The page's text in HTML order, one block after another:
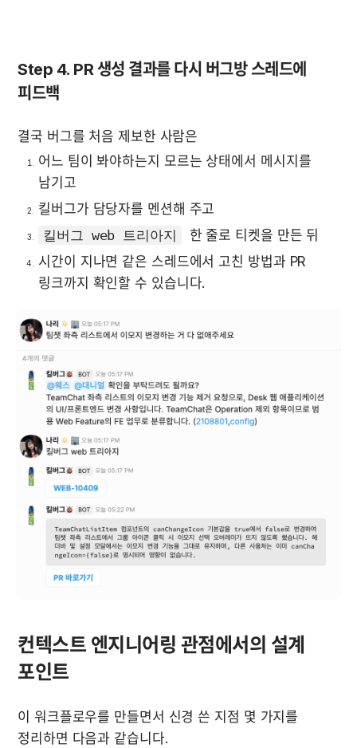
Step 4. PR 생성 결과를 다시 버그방 스레드에
피드백
결국 버그를 처음 제보한 사람은
어느 팀이 봐야하는지 모르는 상태에서 메시지를
남기고
킬버그가 담당자를 멘션해 주고
킬버그 web 트리아지
  한 줄로 티켓을 만든 뒤
시간이 지나면 같은 스레드에서 고친 방법과 PR
링크까지 확인할 수 있습니다.
컨텍스트 엔지니어링 관점에서의 설계
포인트
이 워크플로우를 만들면서 신경 쓴 지점 몇 가지를
정리하면 다음과 같습니다.